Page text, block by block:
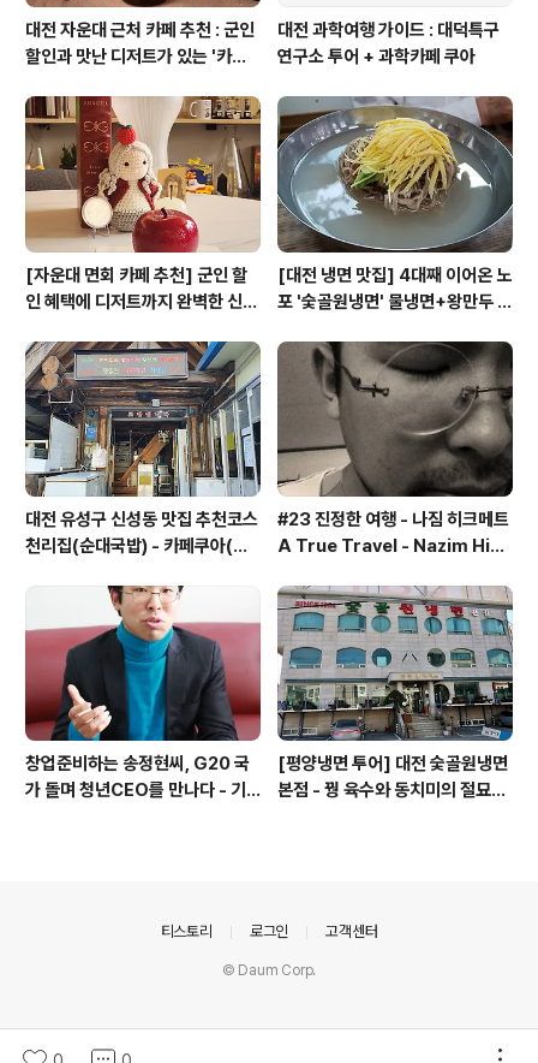
대전 자운대 근처 카페 추천 : 군인
할인과 맛난 디저트가 있는 '카페
대전 과학여행 가이드 : 대덕특구
연구소 투어 + 과학카페 쿠아
[자운대 면회 카페 추천] 군인 할
인 혜택에 디저트까지 완벽한 신성
[대전 냉면 맛집] 4대째 이어온 노
포 '숯골원냉면' 물냉면+왕만두 조
대전 유성구 신성동 맛집 추천코스
천리집(순대국밥) - 카페쿠아(커
#23 진정한 여행 - 나짐 히크메트
A True Travel - Nazim Hik
창업준비하는 송정현씨, G20 국
가 돌며 청년CEO를 만나다 - 기
[평양냉면 투어] 대전 숯골원냉면
본점 - 꿩 육수와 동치미의 절묘한
티스토리 로그인 고객센터
© Daum Corp.